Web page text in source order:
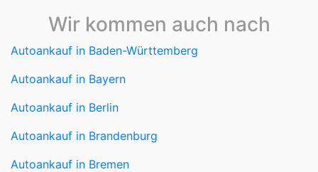
Wir kommen auch nach
Autoankauf in Baden-Württemberg
Autoankauf in Bayern
Autoankauf in Berlin
Autoankauf in Brandenburg
Autoankauf in Bremen